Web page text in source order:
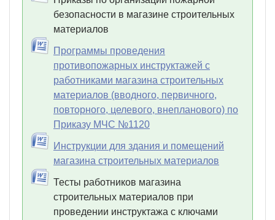
безопасности в магазине строительных
материалов
Программы проведения
противопожарных инструктажей с
работниками магазина строительных
материалов (вводного, первичного,
повторного, целевого, внепланового) по
Приказу МЧС №1120
Инструкции для здания и помещений
магазина строительных материалов
Тесты работников магазина
строительных материалов при
проведении инструктажа с ключами